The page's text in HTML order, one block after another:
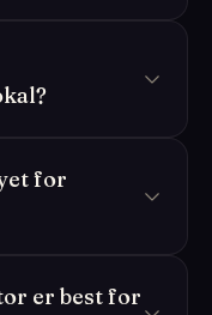
for
er best for